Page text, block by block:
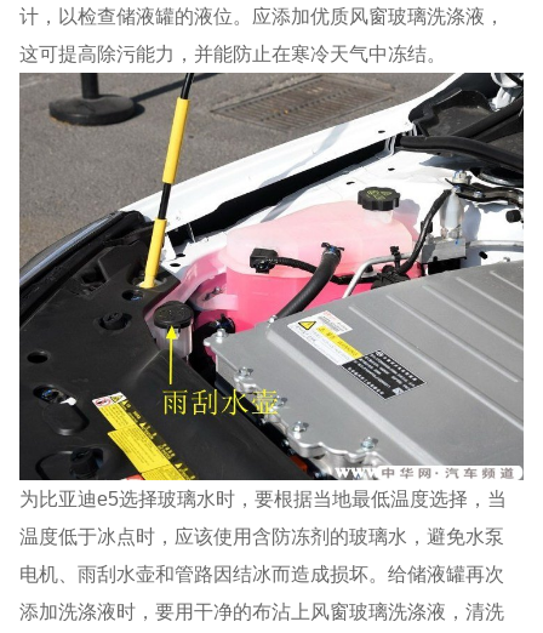
计，以检查储液罐的液位。应添加优质风窗玻璃洗涤液，
这可提高除污能力，并能防止在寒冷天气中冻结。
为比亚迪e5选择玻璃水时，要根据当地最低温度选择，当
温度低于冰点时，应该使用含防冻剂的玻璃水，避免水泵
电机、雨刮水壶和管路因结冰而造成损坏。给储液罐再次
添加洗涤液时，要用干净的布沾上风窗玻璃洗涤液，清洗